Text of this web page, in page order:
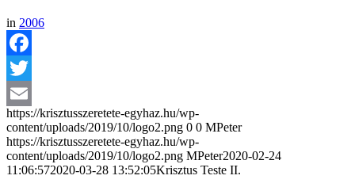
in 2006
Facebook
Twitter
Email
https://krisztusszeretete-egyhaz.hu/wp-
content/uploads/2019/10/logo2.png 0 0 MPeter
https://krisztusszeretete-egyhaz.hu/wp-
content/uploads/2019/10/logo2.png MPeter2020-02-24
11:06:572020-03-28 13:52:05Krisztus Teste II.